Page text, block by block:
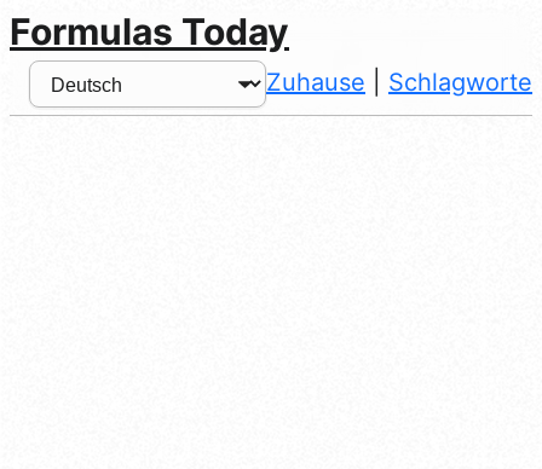
Formulas Today
Zuhause Schlagworte